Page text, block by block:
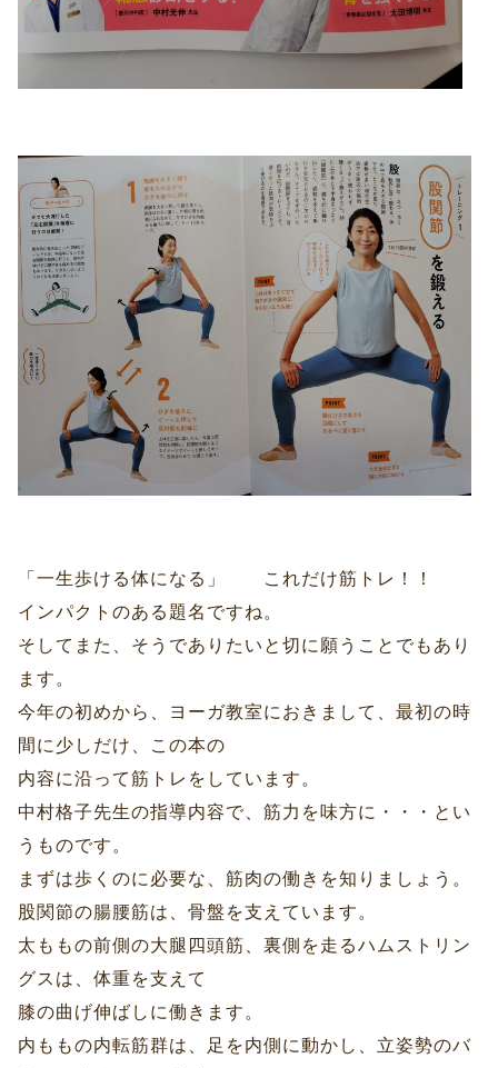
「一生歩ける体になる」 これだけ筋トレ！！
インパクトのある題名ですね。
そしてまた、そうでありたいと切に願うことでもあり
ます。
今年の初めから、ヨーガ教室におきまして、最初の時
間に少しだけ、この本の
内容に沿って筋トレをしています。
中村格子先生の指導内容で、筋力を味方に・・・とい
うものです。
まずは歩くのに必要な、筋肉の働きを知りましょう。
股関節の腸腰筋は、骨盤を支えています。
太ももの前側の大腿四頭筋、裏側を走るハムストリン
グスは、体重を支えて
膝の曲げ伸ばしに働きます。
内ももの内転筋群は、足を内側に動かし、立姿勢のバ